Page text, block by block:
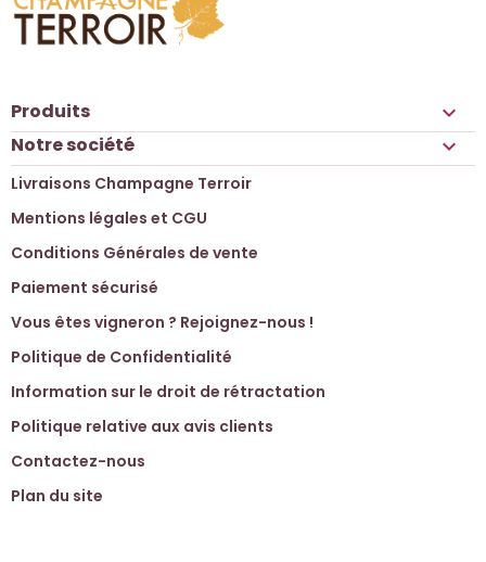
Produits 
Notre société 
Livraisons Champagne Terroir
Mentions légales et CGU
Conditions Générales de vente
Paiement sécurisé
Vous êtes vigneron ? Rejoignez-nous !
Politique de Confidentialité
Information sur le droit de rétractation
Politique relative aux avis clients
Contactez-nous
Plan du site